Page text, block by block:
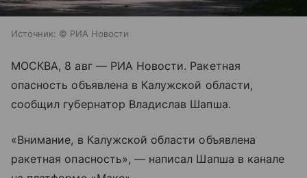
Источник: © РИА Новости
МОСКВА, 8 авг — РИА Новости. Ракетная
опасность объявлена в Калужской области,
сообщил губернатор Владислав Шапша.
«Внимание, в Калужской области объявлена
ракетная опасность», — написал Шапша в канале